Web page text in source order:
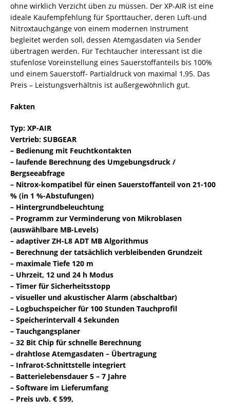
ohne wirklich Verzicht üben zu müssen. Der XP-AIR ist eine
ideale Kaufempfehlung für Sporttaucher, deren Luft-und
Nitroxtauchgänge von einem modernen Instrument
begleitet werden soll, dessen Atemgasdaten via Sender
übertragen werden. Für Techtaucher interessant ist die
stufenlose Voreinstellung eines Sauerstoffanteils bis 100%
und einem Sauerstoff- Partialdruck von maximal 1,95. Das
Preis – Leistungsverhältnis ist außergewöhnlich gut.
Fakten
Typ: XP-AIR
Vertrieb: SUBGEAR
– Bedienung mit Feuchtkontakten
– laufende Berechnung des Umgebungsdruck /
Bergseeabfrage
– Nitrox-kompatibel für einen Sauerstoffanteil von 21-100
% (in 1 %-Abstufungen)
– Hintergrundbeleuchtung
– Programm zur Verminderung von Mikroblasen
(auswählbare MB-Levels)
– adaptiver ZH-L8 ADT MB Algorithmus
– Berechnung der tatsächlich verbleibenden Grundzeit
– maximale Tiefe 120 m
– Uhrzeit, 12 und 24 h Modus
– Timer für Sicherheitsstopp
– visueller und akustischer Alarm (abschaltbar)
– Logbuchspeicher für 100 Stunden Tauchprofil
– Speicherintervall 4 Sekunden
– Tauchgangsplaner
– 32 Bit Chip für schnelle Berechnung
– drahtlose Atemgasdaten – Übertragung
– Infrarot-Schnittstelle integriert
– Batterielebensdauer 5 – 7 Jahre
– Software im Lieferumfang
– Preis uvb. € 599,